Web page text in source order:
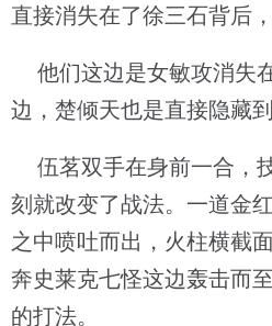
直接消失在了徐三石背后
他们这边是女敏攻消失
边，楚倾天也是直接隐藏
伍茗双手在身前一合，
刻就改变了战法。一道金
之中喷吐而出，火柱横截
奔史莱克七怪这边轰击而
的打法。